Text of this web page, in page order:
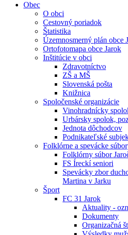
Obec
O obci
Cestovný poriadok
Štatistika
Územnosmerný plán obce
Ortofotomapa obce Jarok
Inštitúcie v obci
Zdravotníctvo
ZŠ a MŠ
Slovenská pošta
Knižnica
Spoločenské organizácie
Vinohradnícky
Urbársky spolok,
Jednota dôchodcov
Podnikateľské
Folklórne a spevácke
Folklórny súbor
FS Íreckí seniori
Spevácky zbor
Martina v Jarku
Šport
FC 31 Jarok
Aktuality -
Dokumenty
Organizačná